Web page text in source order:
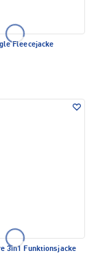
Fleecejacke
3in1 Funktionsjacke